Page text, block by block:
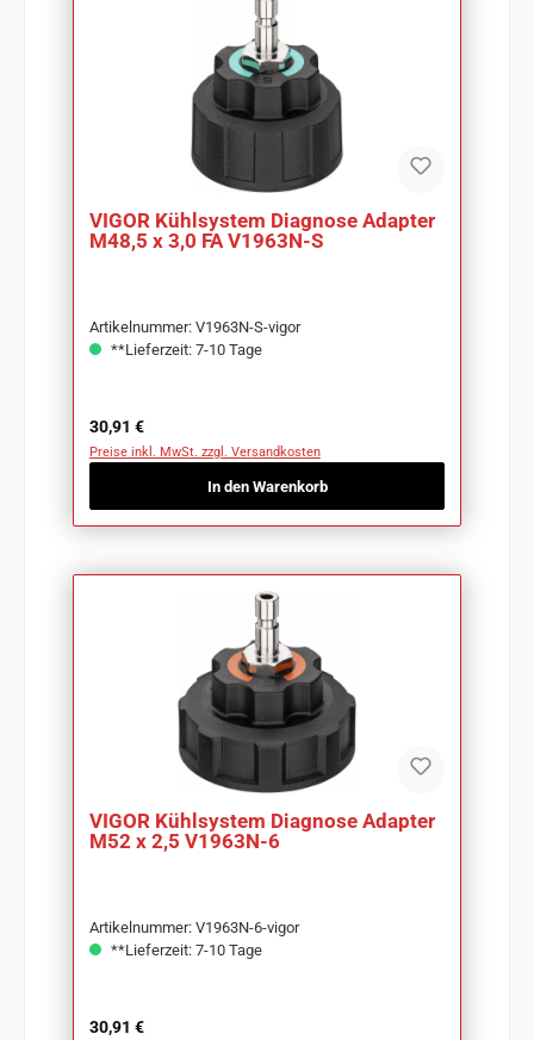
VIGOR Kühlsystem Diagnose Adapter
M48,5 x 3,0 FA V1963N-S
Artikelnummer: V1963N-S-vigor
**Lieferzeit: 7-10 Tage
Regulärer Preis:
30,91 €
Preise inkl. MwSt. zzgl. Versandkosten
In den Warenkorb
VIGOR Kühlsystem Diagnose Adapter
M52 x 2,5 V1963N-6
Artikelnummer: V1963N-6-vigor
**Lieferzeit: 7-10 Tage
Regulärer Preis:
30,91 €